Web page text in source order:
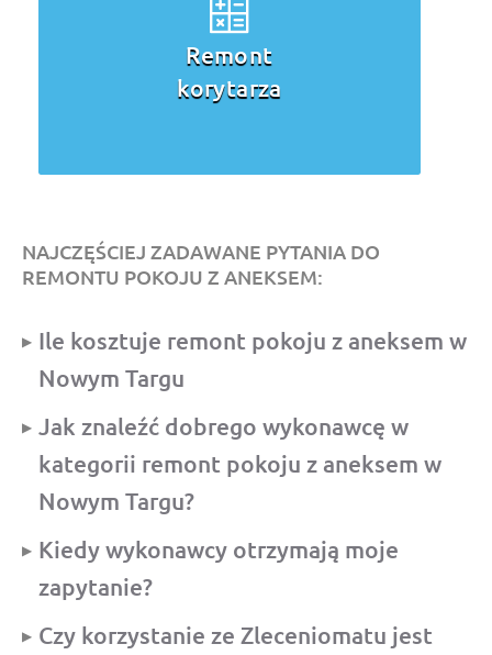
Remont
korytarza
NAJCZĘŚCIEJ ZADAWANE PYTANIA DO
REMONTU POKOJU Z ANEKSEM:
Ile kosztuje remont pokoju z aneksem w
Nowym Targu
Jak znaleźć dobrego wykonawcę w
kategorii remont pokoju z aneksem w
Nowym Targu?
Kiedy wykonawcy otrzymają moje
zapytanie?
Czy korzystanie ze Zleceniomatu jest